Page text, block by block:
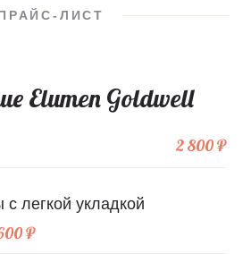
ЛИСТ
Elumen Goldwell
2 800 ₽
с легкой укладкой
₽